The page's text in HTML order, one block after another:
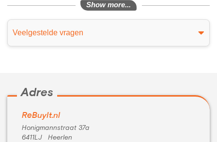
Show more...
Veelgestelde vragen
Adres
ReBuyIt.nl
Honigmannstraat 37a
6411LJ Heerlen